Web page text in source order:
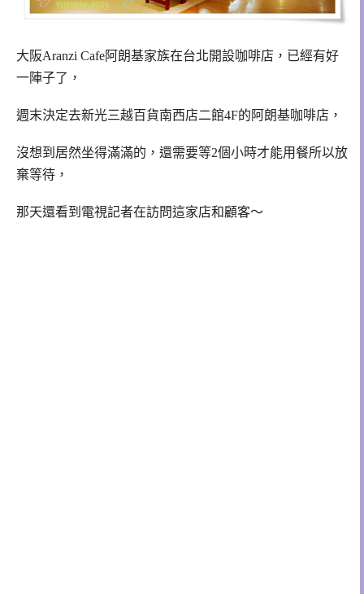
大阪Aranzi Cafe阿朗基家族在台北開設咖啡店，已經有好
一陣子了，
週末決定去新光三越百貨南西店二館4F的阿朗基咖啡店，
沒想到居然坐得滿滿的，還需要等2個小時才能用餐所以放
棄等待，
那天還看到電視記者在訪問這家店和顧客～